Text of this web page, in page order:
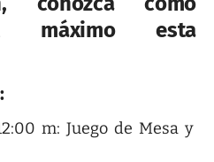
máximo esta
m: Juego de Mesa y